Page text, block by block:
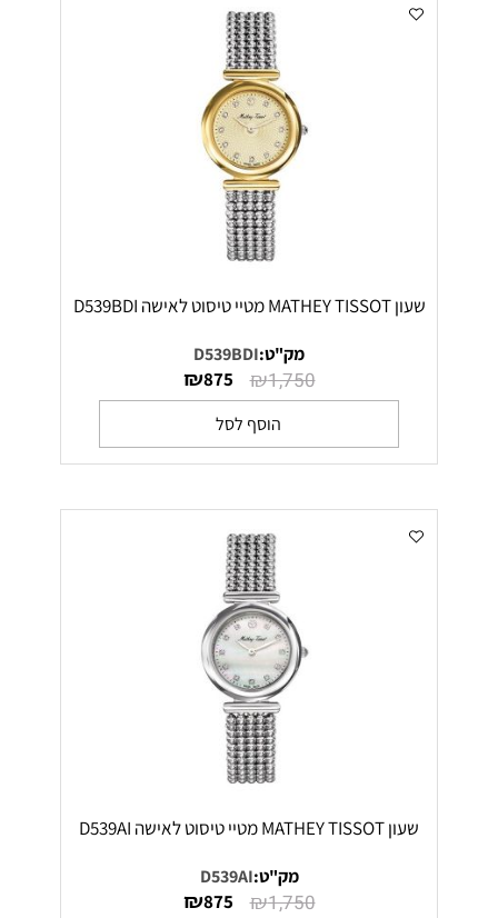
שעון MATHEY TISSOT מטיי טיסוט לאישה D539BDI
מק"ט:D539BDI
₪1,750
₪875
הוסף לסל
שעון MATHEY TISSOT מטיי טיסוט לאישה D539AI
מק"ט:D539AI
₪1,750
₪875